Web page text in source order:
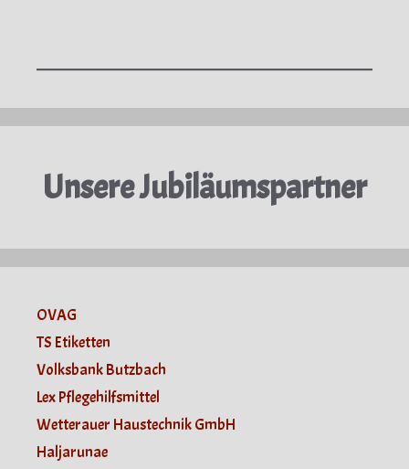
Unsere Jubiläumspartner
OVAG
TS Etiketten
Volksbank Butzbach
Lex Pflegehilfsmittel
Wetterauer Haustechnik GmbH
Haljarunae